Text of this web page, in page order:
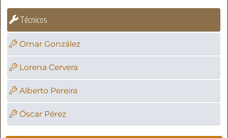
Técnicos
Omar González
Lorena Cervera
Alberto Pereira
Óscar Pérez